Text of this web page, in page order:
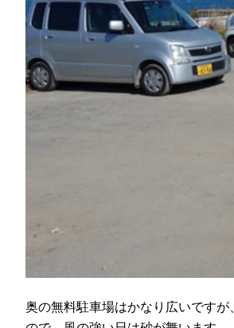
奥の無料駐車場はかなり広いですが